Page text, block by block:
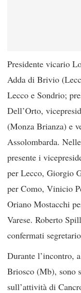
Presidente vicario
Adda di Brivio
Lecco e Sondrio;
Dell’Orto,
(Monza Brianza) e
Assolombarda.
presente i
per Lecco, Giorgio
per Como, Vinicio
Oriano Mostacchi
Varese. Roberto
confermati
Durante l’incontro,
Briosco (Mb), sono
sull’attività di